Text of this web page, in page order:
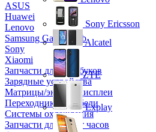
ASUS
Huawei
Lenovo
Samsung Galaxy Tab
Sony
Xiaomi
Запчасти для ноутбуков
Зарядные устройства
Матрицы/экраны/дисплеи
Переходники и кабели
Системы охлаждения
Запчасти для смарт часов
Sony Ericsson
Alcatel
ZTE
Explay